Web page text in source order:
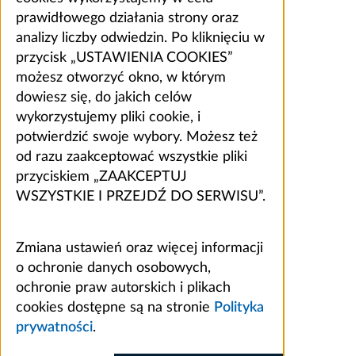
prawidłowego działania strony oraz
analizy liczby odwiedzin. Po kliknięciu w
przycisk „USTAWIENIA COOKIES”
możesz otworzyć okno, w którym
dowiesz się, do jakich celów
wykorzystujemy pliki cookie, i
potwierdzić swoje wybory. Możesz też
od razu zaakceptować wszystkie pliki
przyciskiem „ZAAKCEPTUJ
WSZYSTKIE I PRZEJDŹ DO SERWISU”.
Zmiana ustawień oraz więcej informacji
o ochronie danych osobowych,
ochronie praw autorskich i plikach
cookies dostępne są na stronie Polityka
prywatności.